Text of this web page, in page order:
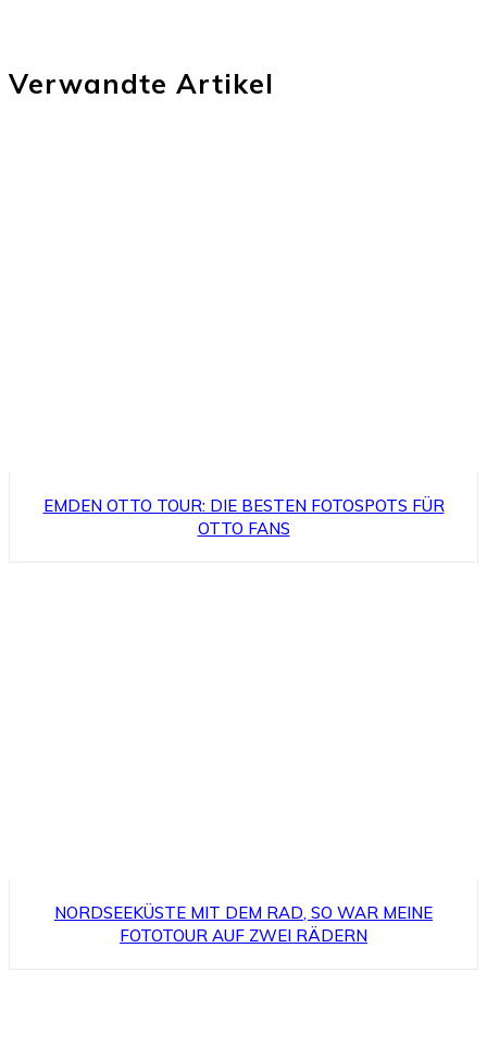
Verwandte Artikel
EMDEN OTTO TOUR: DIE BESTEN FOTOSPOTS FÜR
OTTO FANS
NORDSEEKÜSTE MIT DEM RAD, SO WAR MEINE
FOTOTOUR AUF ZWEI RÄDERN